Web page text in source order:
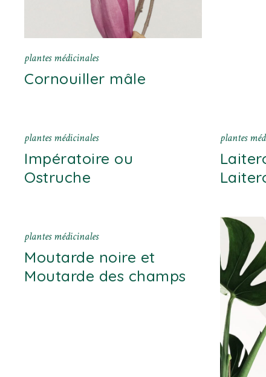
plantes médicinales
Cornouiller mâle
plantes médicinales
Impératoire ou
Ostruche
plantes
plantes médicinales
Moutarde noire et
Moutarde des champs